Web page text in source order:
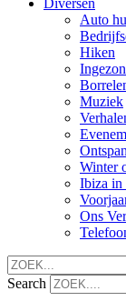
Diversen
Auto
Hiken
Muziek
Winter
Ibiza in
Ons
Search